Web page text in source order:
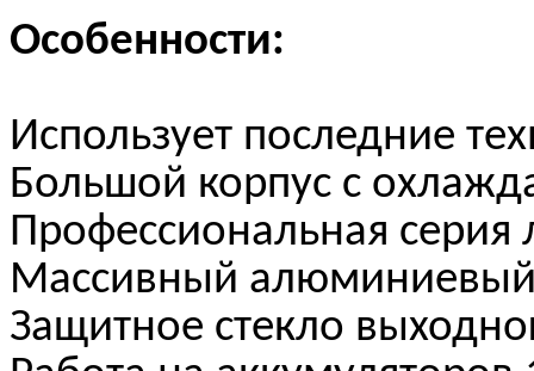
Особенности:
Использует последние
Большой корпус с
Профессиональная серия
Массивный алюминиевый
Защитное стекло